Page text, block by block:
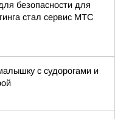
безопасности для
стал сервис МТС
с судорогами и